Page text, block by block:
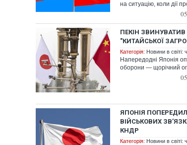
на ситуацію, коли дії
ПЕКІН ЗВИНУВАТИВ
"КИТАЙСЬКОЇ
Категорія: Новини в світі:
Напередодні Японія
оборони — щорічний
ЯПОНІЯ
ВІЙСЬКОВИХ
КНДР
Категорія: Новини в світі: